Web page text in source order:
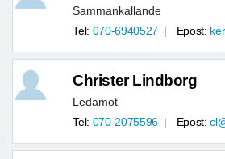
Sammankallande
Tel: 070-6940527 Epost:
Christer Lindborg
Ledamot
Tel: 070-2075596 Epost: